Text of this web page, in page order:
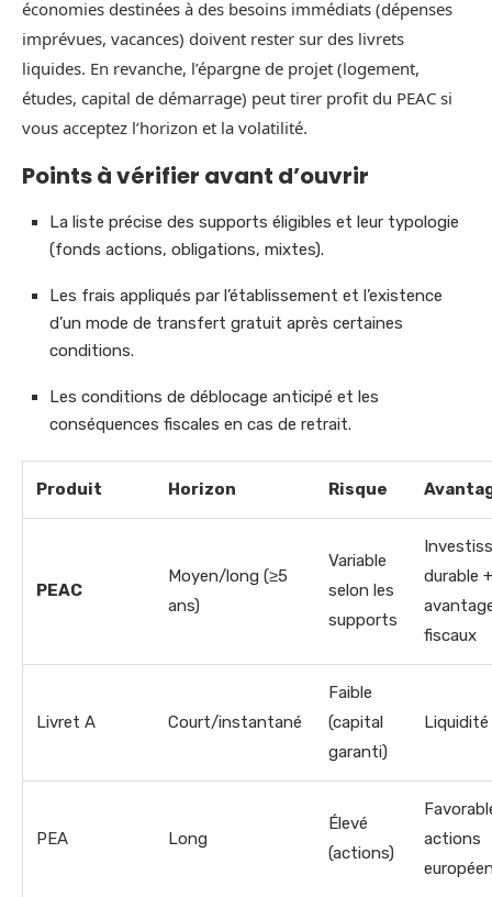
économies destinées à des besoins immédiats (dépenses
imprévues, vacances) doivent rester sur des livrets
liquides. En revanche, l’épargne de projet (logement,
études, capital de démarrage) peut tirer profit du PEAC si
vous acceptez l’horizon et la volatilité.
Points à vérifier avant d’ouvrir
La liste précise des supports éligibles et leur typologie
(fonds actions, obligations, mixtes).
Les frais appliqués par l’établissement et l’existence
d’un mode de transfert gratuit après certaines
conditions.
Les conditions de déblocage anticipé et les
conséquences fiscales en cas de retrait.
Produit Horizon Risque
PEAC
Moyen/long (≥5
ans)
Variable
selon les
supports
durable +
fiscaux
Livret A Court/instantané
Faible
(capital
garanti)
PEA Long
Élevé
(actions)
actions